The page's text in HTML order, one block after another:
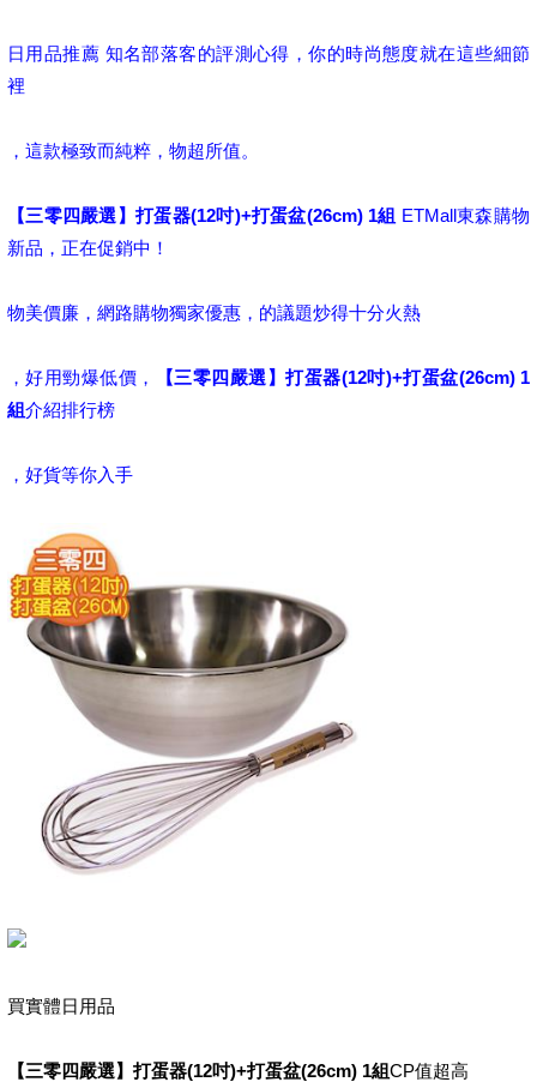
日用品推薦 知名部落客的評測心得，你的時尚態度就在這些細節
裡
，這款極致而純粹，物超所值。
【三零四嚴選】打蛋器(12吋)+打蛋盆(26cm) 1組 ETMall東森購物
新品，正在促銷中！
物美價廉，網路購物獨家優惠，的議題炒得十分火熱
，好用勁爆低價，
【三零四嚴選】打蛋器(12吋)+打蛋盆(26cm) 1
組介紹排行榜
，好貨等你入手
買實體日用品
【三零四嚴選】打蛋器(12吋)+打蛋盆(26cm) 1組CP值超高